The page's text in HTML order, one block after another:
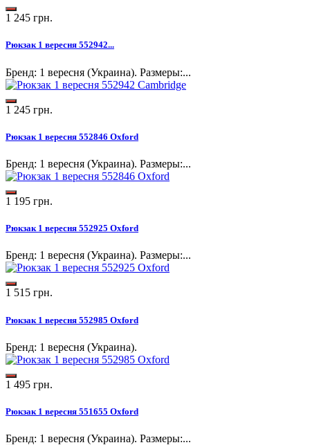
1 245 грн.
Рюкзак 1 вересня 552942...
Бренд: 1 вересня (Украина). Размеры:...
1 245 грн.
Рюкзак 1 вересня 552846 Oxford
Бренд: 1 вересня (Украина). Размеры:...
1 195 грн.
Рюкзак 1 вересня 552925 Oxford
Бренд: 1 вересня (Украина). Размеры:...
1 515 грн.
Рюкзак 1 вересня 552985 Oxford
Бренд: 1 вересня (Украина).
1 495 грн.
Рюкзак 1 вересня 551655 Oxford
Бренд: 1 вересня (Украина). Размеры:...